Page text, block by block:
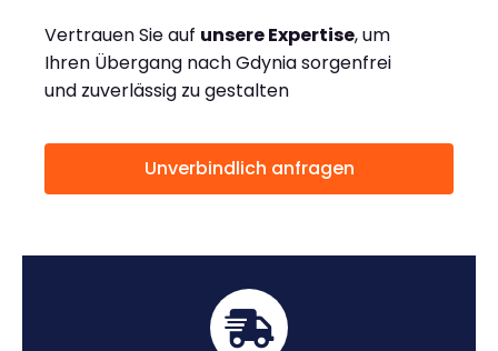
Vertrauen Sie auf unsere Expertise, um
Ihren Übergang nach Gdynia sorgenfrei
und zuverlässig zu gestalten
Unverbindlich anfragen